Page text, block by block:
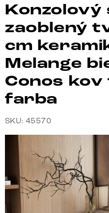
Konzolový
zaoblený
cm
Melange
Conos
farba
SKU: 45570